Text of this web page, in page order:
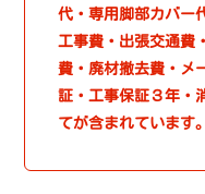
代・専用脚部カバー
工事費・出張交通費
費・廃材撤去費・メ
証・工事保証３年・
てが含まれています。